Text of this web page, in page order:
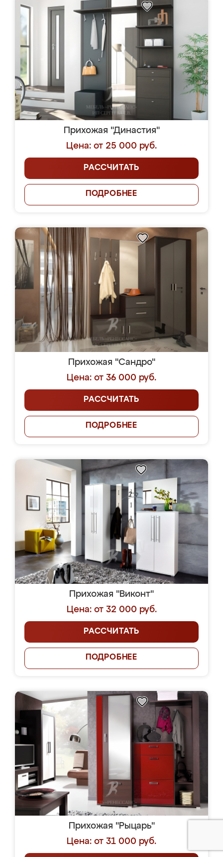
Прихожая "Династия"
Цена: от 25 000 руб.
РАССЧИТАТЬ
ПОДРОБНЕЕ
Прихожая "Сандро"
Цена: от 36 000 руб.
РАССЧИТАТЬ
ПОДРОБНЕЕ
Прихожая "Виконт"
Цена: от 32 000 руб.
РАССЧИТАТЬ
ПОДРОБНЕЕ
Прихожая "Рыцарь"
Цена: от 31 000 руб.